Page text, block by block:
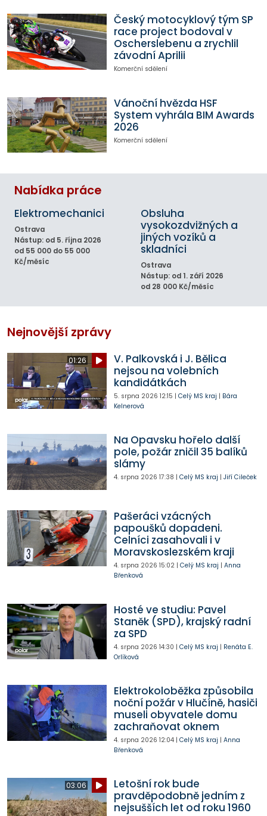
Český motocyklový tým SP
race project bodoval v
Oscherslebenu a zrychlil
závodní Aprilii
Komerční sdělení
Vánoční hvězda HSF
System vyhrála BIM Awards
2026
Komerční sdělení
Nabídka práce
Elektromechanici
Ostrava
Nástup: od 5. října 2026
od 55 000 do 55 000
Kč/měsíc
Obsluha
vysokozdvižných a
jiných vozíků a
skladníci
Ostrava
Nástup: od 1. září 2026
od 28 000 Kč/měsíc
Nejnovější zprávy
01:26
V. Palkovská i J. Bělica
nejsou na volebních
kandidátkách
5. srpna 2026 12:15 | Celý MS kraj | Bára
Kelnerová
Na Opavsku hořelo další
pole, požár zničil 35 balíků
slámy
4. srpna 2026 17:38 | Celý MS kraj | Jiří Cileček
Pašeráci vzácných
papoušků dopadeni.
Celníci zasahovali i v
Moravskoslezském kraji
4. srpna 2026 15:02| Celý MS kraj | Anna
Břenková
Hosté ve studiu: Pavel
Staněk (SPD), krajský radní
za SPD
4. srpna 2026 14:30 | Celý MS kraj | Renáta E.
Orlíková
Elektrokoloběžka způsobila
noční požár v Hlučíně, hasiči
museli obyvatele domu
zachraňovat oknem
4. srpna 2026 12:04| Celý MS kraj | Anna
Břenková
03:06
Letošní rok bude
pravděpodobně jedním z
nejsušších let od roku 1960